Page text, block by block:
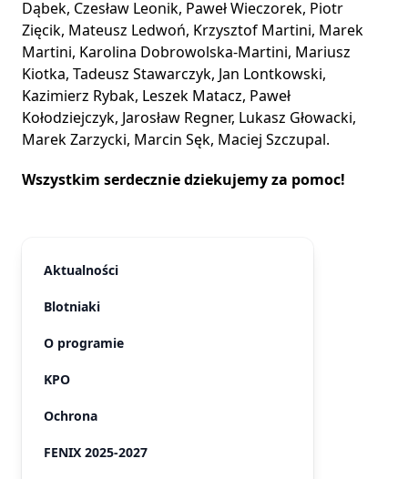
Dąbek, Czesław Leonik, Paweł Wieczorek, Piotr
Zięcik, Mateusz Ledwoń, Krzysztof Martini, Marek
Martini, Karolina Dobrowolska-Martini, Mariusz
Kiotka, Tadeusz Stawarczyk, Jan Lontkowski,
Kazimierz Rybak, Leszek Matacz, Paweł
Kołodziejczyk, Jarosław Regner, Lukasz Głowacki,
Marek Zarzycki, Marcin Sęk, Maciej Szczupal.
Wszystkim serdecznie dziekujemy za pomoc!
Aktualności
Blotniaki
O programie
KPO
Ochrona
FENIX 2025-2027